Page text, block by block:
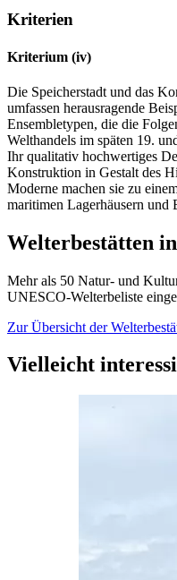
Kriterien
Kriterium (iv)
Die Speicherstadt und das
umfassen herausragende
Ensembletypen, die die
Welthandels im späten 19.
Ihr qualitativ hochwertiges
Konstruktion in Gestalt des
Moderne machen sie zu
maritimen Lagerhäusern und
Welterbestätten
Mehr als 50 Natur- und
UNESCO-Welterbeliste
Zur Übersicht der
Vielleicht